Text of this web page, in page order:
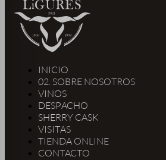
INICIO
02. SOBRE NOSOTROS
VINOS
DESPACHO
SHERRY CASK
VISITAS
TIENDA ONLINE
CONTACTO